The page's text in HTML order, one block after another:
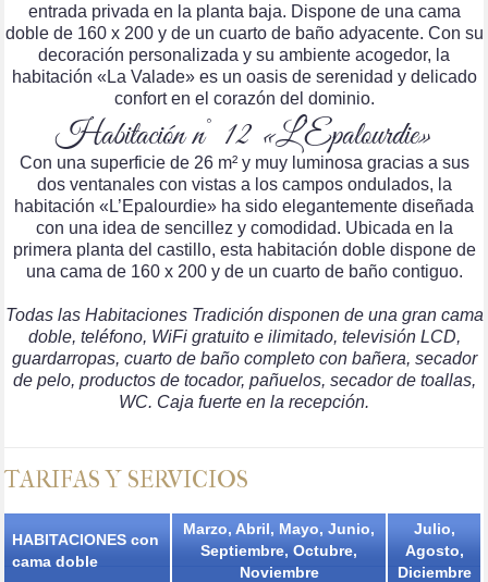
entrada privada en la planta baja. Dispone de una cama
doble de 160 x 200 y de un cuarto de baño adyacente. Con su
decoración personalizada y su ambiente acogedor, la
habitación «La Valade» es un oasis de serenidad y delicado
confort en el corazón del dominio.
Habitación n° 12 «L’Epalourdie»
Con una superficie de 26 m² y muy luminosa gracias a sus
dos ventanales con vistas a los campos ondulados, la
habitación «L’Epalourdie» ha sido elegantemente diseñada
con una idea de sencillez y comodidad. Ubicada en la
primera planta del castillo, esta habitación doble dispone de
una cama de 160 x 200 y de un cuarto de baño contiguo.
Todas las Habitaciones Tradición disponen de una gran cama
doble, teléfono, WiFi gratuito e ilimitado, televisión LCD,
guardarropas, cuarto de baño completo con bañera, secador
de pelo, productos de tocador, pañuelos, secador de toallas,
WC. Caja fuerte en la recepción.
TARIFAS Y SERVICIOS
HABITACIONES con
cama doble
Marzo, Abril, Mayo, Junio,
Septiembre, Octubre,
Noviembre
Julio,
Agosto,
Diciembre